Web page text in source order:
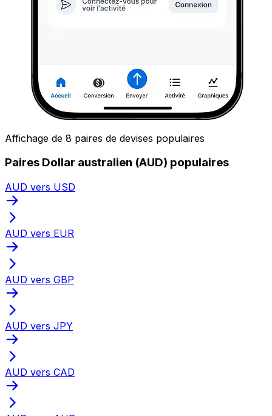
Affichage de 8 paires de devises populaires
Paires Dollar australien (AUD) populaires
AUD vers USD
AUD vers EUR
AUD vers GBP
AUD vers JPY
AUD vers CAD